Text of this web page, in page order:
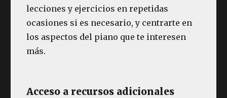
lecciones y ejercicios en repetidas
ocasiones si es necesario, y centrarte en
los aspectos del piano que te interesen
más.
Acceso a recursos adicionales